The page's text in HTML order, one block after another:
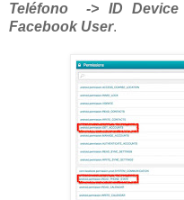
Teléfono -> ID
Facebook User.